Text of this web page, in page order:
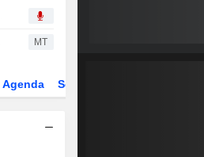
MT
Agenda Secteur